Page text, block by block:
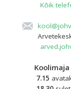
Kõik
Koolimaja
7.15